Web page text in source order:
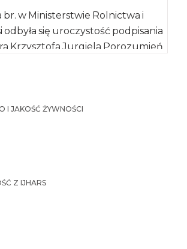
br. w Ministerstwie Rolnictwa i
odbyła się uroczystość podpisania
Krzysztofa Jurgiela Porozumień
I JAKOŚĆ ŻYWNOŚCI
Z IJHARS